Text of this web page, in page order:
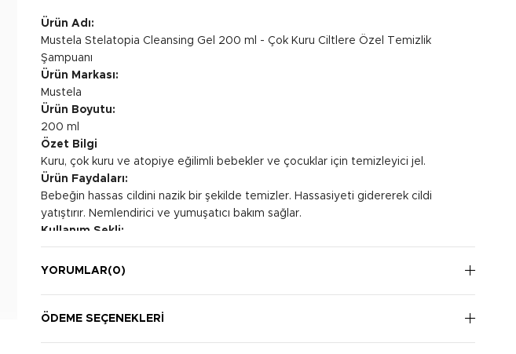
Ürün Adı:
Mustela Stelatopia Cleansing Gel 200 ml - Çok Kuru Ciltlere Özel Temizlik
Şampuanı
Ürün Markası:
Mustela
Ürün Boyutu:
200 ml
Özet Bilgi
Kuru, çok kuru ve atopiye eğilimli bebekler ve çocuklar için temizleyici jel.
Ürün Faydaları:
Bebeğin hassas cildini nazik bir şekilde temizler. Hassasiyeti gidererek cildi
yatıştırır. Nemlendirici ve yumuşatıcı bakım sağlar.
Kullanım Şekli:
Bebeğin veya çocuğun ıslatılmış yüzüne ve vücuduna uygulayın. Bol su ile
durulayın.
YORUMLAR(0)
ÖDEME SEÇENEKLERI